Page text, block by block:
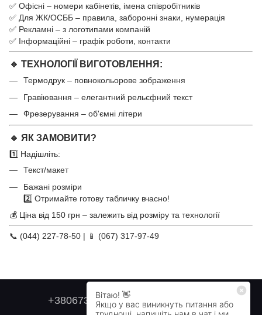
✅ Офісні – номери кабінетів, імена співробітників
✅ Для ЖК/ОСББ – правила, заборонні знаки, нумерація
✅ Рекламні – з логотипами компаній
✅ Інформаційні – графік роботи, контакти
🔹 ТЕХНОЛОГІЇ ВИГОТОВЛЕННЯ:
Термодрук – повнокольорове зображення
Гравіювання – елегантний рельєфний текст
Фрезерування – об'ємні літери
🔹 ЯК ЗАМОВИТИ?
1️⃣ Надішліть:
Текст/макет
Бажані розміри
2️⃣ Отримайте готову табличку вчасно!
💰 Ціна від 150 грн – залежить від розміру та технології
📞 (044) 227-78-50 | 📱 (067) 317-97-49
+380673179749 +380505478711